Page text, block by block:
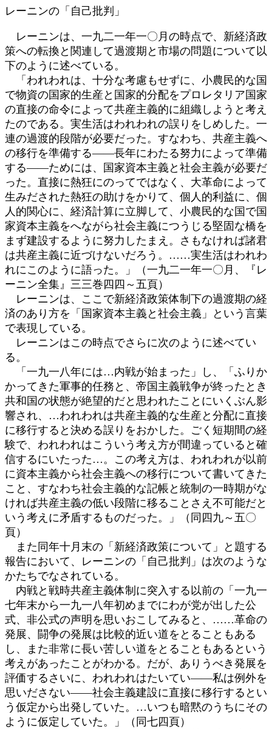
レーニンの「自己批判」
レーニンは、一九二一年一〇月の時点で、新経済政
策への転換と関連して過渡期と市場の問題について以
下のように述べている。
「われわれは、十分な考慮もせずに、小農民的な国
で物資の国家的生産と国家的分配をプロレタリア国家
の直接の命令によって共産主義的に組織しようと考え
たのである。実生活はわれわれの誤りをしめした。一
連の過渡的段階が必要だった。すなわち、共産主義へ
の移行を準備する――長年にわたる努力によって準備
する――ためには、国家資本主義と社会主義が必要だ
った。直接に熱狂にのってではなく、大革命によって
生みだされた熱狂の助けをかりて、個人的利益に、個
人的関心に、経済計算に立脚して、小農民的な国で国
家資本主義をへながら社会主義につうじる堅固な橋を
まず建設するように努力したまえ。さもなければ諸君
は共産主義に近づけないだろう。……実生活はわれわ
れにこのように語った。」（一九二一年一〇月、『レ
ーニン全集』三三巻四四～五頁）
レーニンは、ここで新経済政策体制下の過渡期の経
済のあり方を「国家資本主義と社会主義」という言葉
で表現している。
レーニンはこの時点でさらに次のように述べてい
る。
「一九一八年には…内戦が始まった」し、「ふりか
かってきた軍事的任務と、帝国主義戦争が終ったとき
共和国の状態が絶望的だと思われたことにいくぶん影
響され、…われわれは共産主義的な生産と分配に直接
に移行すると決める誤りをおかした。ごく短期間の経
験で、われわれはこういう考え方が間違っていると確
信するにいたった…。この考え方は、われわれが以前
に資本主義から社会主義への移行について書いてきた
こと、すなわち社会主義的な記帳と統制の一時期がな
ければ共産主義の低い段階に移ることさえ不可能だと
いう考えに矛盾するものだった。」（同四九～五〇
頁）
また同年十月末の「新経済政策について」と題する
報告において、レーニンの「自己批判」は次のような
かたちでなされている。
内戦と戦時共産主義体制に突入する以前の「一九一
七年末から一九一八年初めまでにわが党が出した公
式、非公式の声明を思いおこしてみると、……革命の
発展、闘争の発展は比較的近い道をとることもある
し、また非常に長い苦しい道をとることもあるという
考えがあったことがわかる。だが、ありうべき発展を
評価するさいに、われわれはたいてい――私は例外を
思いださない――社会主義建設に直接に移行するとい
う仮定から出発していた。…いつも暗黙のうちにその
ように仮定していた。」（同七四頁）